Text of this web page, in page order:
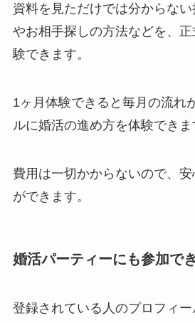
資料を見ただけでは分からな
やお相手探しの方法などを、
験できます。
1ヶ月体験できると毎月の流れ
ルに婚活の進め方を体験できま
費用は一切かからないので、
ができます。
婚活パーティーにも参加で
登録されている人のプロフィ